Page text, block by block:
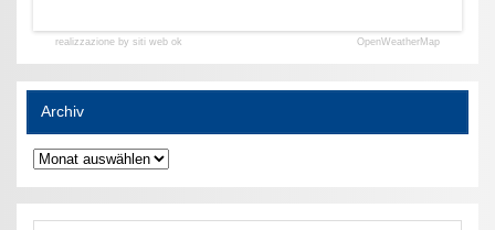
realizzazione by siti web ok OpenWeatherMap
Archiv
Archiv